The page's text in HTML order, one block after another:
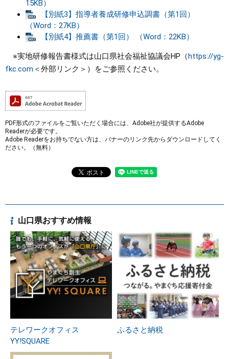
15KB）
【別紙3】指導者養成研修申込調書（第1回）
（Word：27KB）
【別紙4】推薦書（第1回） （Word：22KB）
※実地研修報告書様式は山口県社会福祉協議会HP（​https://yg-
fkc.com ＜外部リンク＞ ）をご参照ください。
PDF形式のファイルをご覧いただく場合には、Adobe社が提供するAdobe
Readerが必要です。
Adobe Readerをお持ちでない方は、バナーのリンク先からダウンロードしてく
ださい。（無料）
山口県おすすめ情報
テレワークオフィス
YY!SQUARE
ふるさと納税